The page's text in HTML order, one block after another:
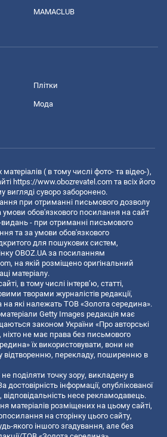
MAMACLUB
Плітки
Мода
( в тому числі фото- та відео-),
https://www.obozrevatel.com та всіх його
вигляді суворо заборонено.
при отриманні письмового дозволу
умови обов'язкового посилання на сайт
видань - при отриманні письмового
та за умови обов'язкового
для пошукових систем,
OBOZ.UA за посиланням
, на якій розміщено оригінальний
матеріалу.
в тому числі інтерв’ю, статті,
творами журналістів редакції,
які належать ТОВ «Золота середина».
Getty Images редакція має
законом України «Про авторські
ніхто не має права без письмового
їх використовувати, вони не
відтворенню, перекладу, поширенню в
поділяти точку зору, викладену в
достовірність інформації, опублікованої
несе рекламодавець.
матеріалів розміщених на цьому сайті,
на сторінку цього сайту,
якого іншого згадування, але без